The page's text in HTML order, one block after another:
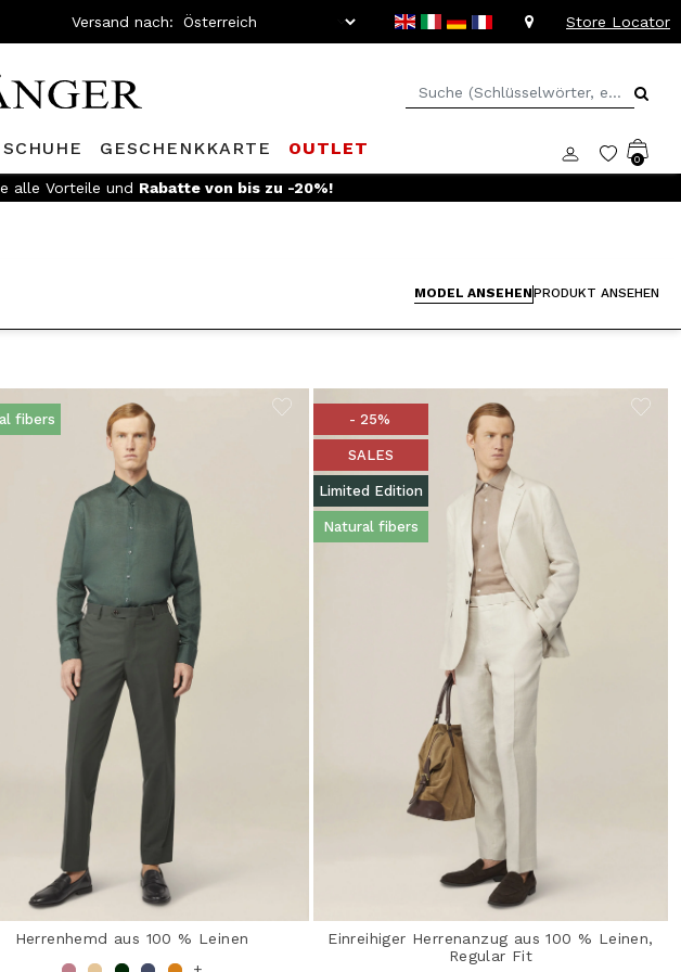
Versand nach: Store Locator
GESCHENKKARTE OUTLET
0
alle Vorteile und Rabatte von bis zu -20%!
MODEL ANSEHENPRODUKT ANSEHEN
fibers
Herrenhemd aus 100 % Leinen
- 25%
SALES
Limited Edition
Natural fibers
Einreihiger Herrenanzug aus 100 % Leinen,
Regular Fit